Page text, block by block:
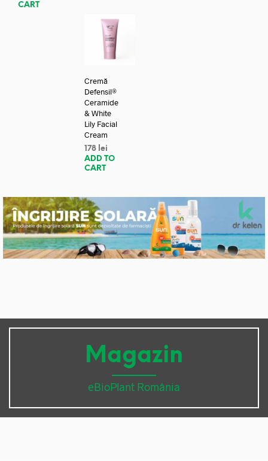
CART
Cremă
Defensil®
Ceramide
& White
Lily Facial
Cream
178 lei
ADD TO
CART
Magazin
eBioPlant România